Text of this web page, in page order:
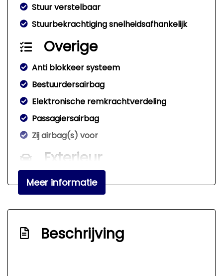
Stuur verstelbaar
Stuurbekrachtiging snelheidsafhankelijk
Overige
Anti blokkeer systeem
Bestuurdersairbag
Elektronische remkrachtverdeling
Passagiersairbag
Zij airbag(s) voor
Exterieur
Buitenspiegels in carrosseriekleur
Centrale vergrendeling met
afstandsbediening
Meer informatie
Beschrijving